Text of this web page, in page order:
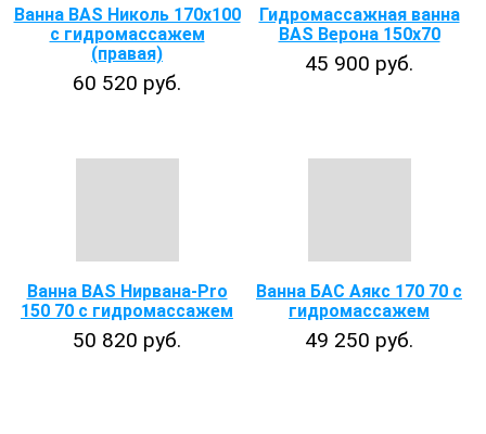
Ванна BAS Николь 170х100
с гидромассажем
(правая)
60 520 руб.
Гидромассажная ванна
BAS Верона 150х70
45 900 руб.
Ванна BAS Нирвана-Pro
150 70 с гидромассажем
50 820 руб.
Ванна БАС Аякс 170 70 с
гидромассажем
49 250 руб.